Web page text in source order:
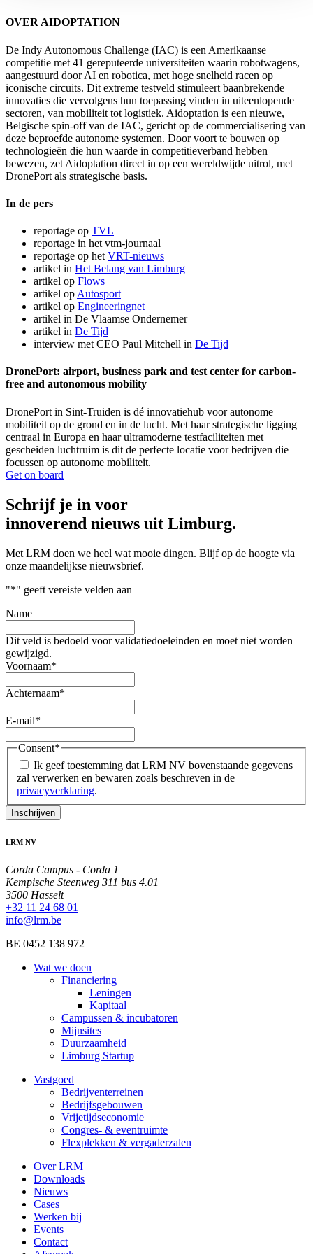
OVER AIDOPTATION
De Indy Autonomous Challenge (IAC) is een Amerikaanse
competitie met 41 gereputeerde universiteiten waarin robotwagens,
aangestuurd door AI en robotica, met hoge snelheid racen op
iconische circuits. Dit extreme testveld stimuleert baanbrekende
innovaties die vervolgens hun toepassing vinden in uiteenlopende
sectoren, van mobiliteit tot logistiek. Aidoptation is een nieuwe,
Belgische spin-off van de IAC, gericht op de commercialisering van
deze beproefde autonome systemen. Door voort te bouwen op
technologieën die hun waarde in competitieverband hebben
bewezen, zet Aidoptation direct in op een wereldwijde uitrol, met
DronePort als strategische basis.
In de pers
reportage op TVL
reportage in het vtm-journaal
reportage op het VRT-nieuws
artikel in Het Belang van Limburg
artikel op Flows
artikel op Autosport
artikel op Engineeringnet
artikel in De Vlaamse Ondernemer
artikel in De Tijd
interview met CEO Paul Mitchell in De Tijd
DronePort: airport, business park and test center for carbon-
free and autonomous mobility
DronePort in Sint-Truiden is dé innovatiehub voor autonome
mobiliteit op de grond en in de lucht. Met haar strategische ligging
centraal in Europa en haar ultramoderne testfaciliteiten met
gescheiden luchtruim is dit de perfecte locatie voor bedrijven die
focussen op autonome mobiliteit.
Get on board
Schrijf je in voor
innoverend nieuws uit Limburg.
Met LRM doen we heel wat mooie dingen. Blijf op de hoogte via
onze maandelijkse nieuwsbrief.
"*" geeft vereiste velden aan
Name
Dit veld is bedoeld voor validatiedoeleinden en moet niet worden
gewijzigd.
Voornaam*
Achternaam*
E-mail*
Consent*
Ik geef toestemming dat LRM NV bovenstaande gegevens
zal verwerken en bewaren zoals beschreven in de
privacyverklaring.
Inschrijven
LRM NV
Corda Campus - Corda 1
Kempische Steenweg 311 bus 4.01
3500 Hasselt
+32 11 24 68 01
info@lrm.be
BE 0452 138 972
Wat we doen
Financiering
Leningen
Kapitaal
Campussen & incubatoren
Mijnsites
Duurzaamheid
Limburg Startup
Vastgoed
Bedrijventerreinen
Bedrijfsgebouwen
Vrijetijdseconomie
Congres- & eventruimte
Flexplekken & vergaderzalen
Over LRM
Downloads
Nieuws
Cases
Werken bij
Events
Contact